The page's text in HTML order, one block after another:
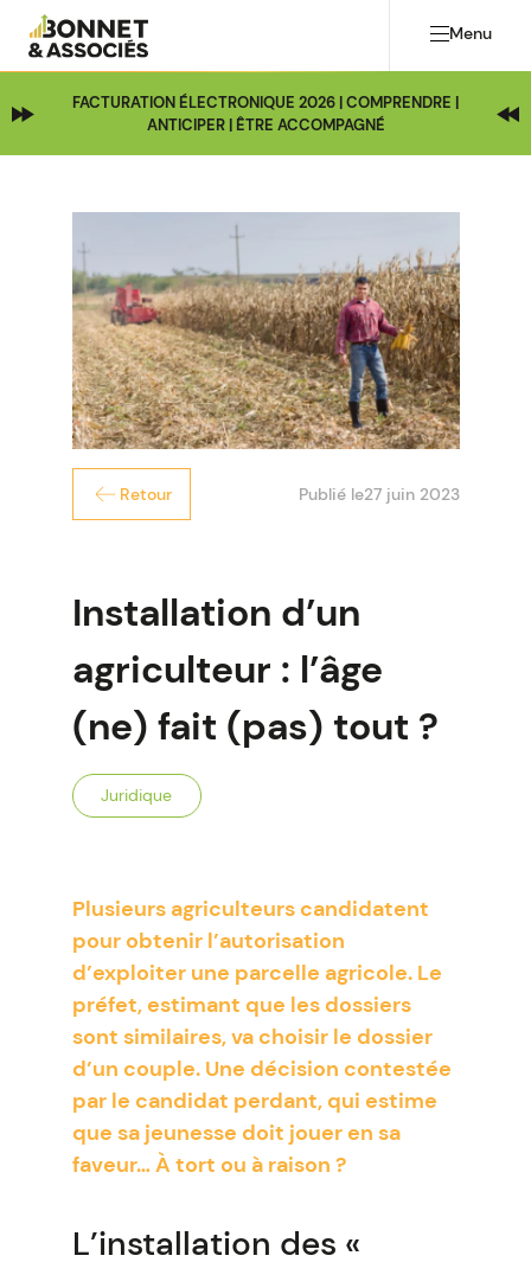
Menu
FACTURATION ÉLECTRONIQUE 2026 | COMPRENDRE |
ANTICIPER | ÊTRE ACCOMPAGNÉ
Retour Publié le27 juin 2023
Installation d’un
agriculteur : l’âge
(ne) fait (pas) tout ?
Juridique
Plusieurs agriculteurs candidatent
pour obtenir l’autorisation
d’exploiter une parcelle agricole. Le
préfet, estimant que les dossiers
sont similaires, va choisir le dossier
d’un couple. Une décision contestée
par le candidat perdant, qui estime
que sa jeunesse doit jouer en sa
faveur… À tort ou à raison ?
L’installation des «